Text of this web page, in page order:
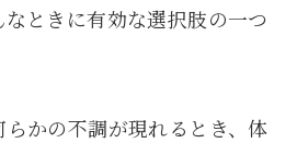
ときに有効な選択肢の一つ
かの不調が現れるとき、体